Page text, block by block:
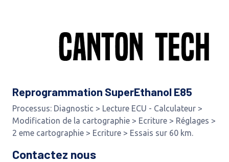
Reprogrammation SuperEthanol E85
Processus: Diagnostic > Lecture ECU - Calculateur >
Modification de la cartographie > Ecriture > Réglages >
2 eme cartographie > Ecriture > Essais sur 60 km.
Contactez nous